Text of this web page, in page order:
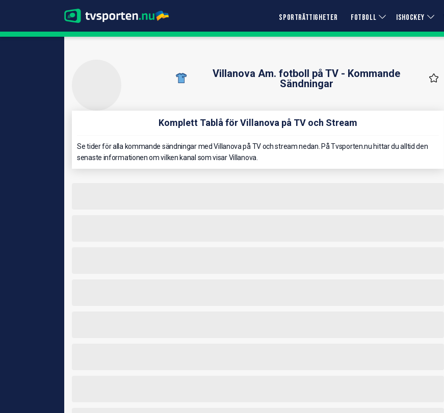
SPORTRÄTTIGHETER FOTBOLL ISHOCKEY
Villanova Am. fotboll på TV - Kommande
Sändningar
Komplett Tablå för Villanova på TV och Stream
Se tider för alla kommande sändningar med Villanova på TV och stream nedan. På Tvsporten.nu hittar du alltid den
senaste informationen om vilken kanal som visar Villanova.